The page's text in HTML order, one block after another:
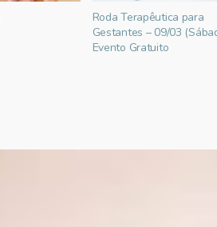
Roda Terapêutica para
Gestantes – 09/03
Evento Gratuito